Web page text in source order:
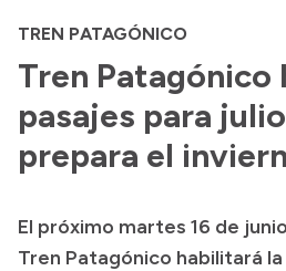
TREN PATAGÓNICO
Tren Patagónico
pasajes para
prepara el
El próximo martes 16 de
Tren Patagónico habilitará